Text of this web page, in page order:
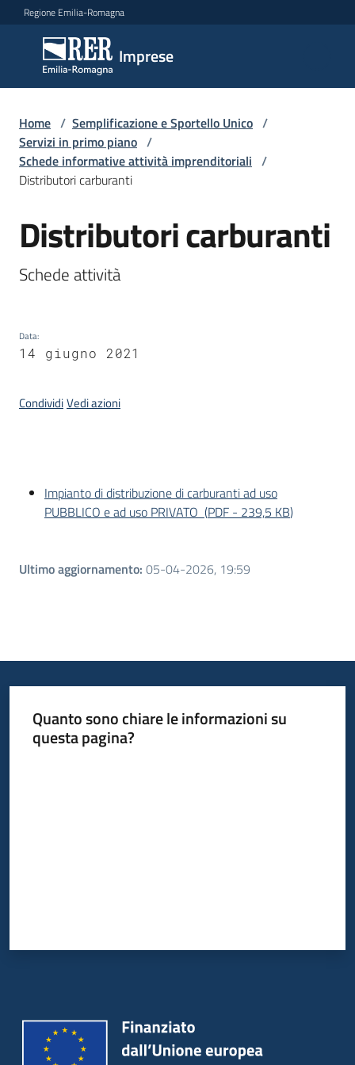
Vai al contenuto
Vai alla navigazione
Vai al footer
Regione Emilia-Romagna
Imprese
Imprese
Argomenti
Novità
Servizi
Bandi
Piani
Programmi
Home / Semplificazione e Sportello Unico /
Servizi in primo piano /
Schede informative attività imprenditoriali /
Distributori carburanti
Salta al contenuto
Distributori carburanti
Schede attività
Data:
14 giugno 2021
CondividiVedi azioni
Introduzione
Impianto di distribuzione di carburanti ad uso
PUBBLICO e ad uso PRIVATO (PDF - 239,5 KB)
Ultimo aggiornamento: 05-04-2026, 19:59
Quanto sono chiare le informazioni su
questa pagina?